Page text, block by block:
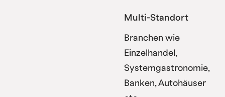
Multi-Standort
Branchen wie
Einzelhandel,
Systemgastronomie,
Banken, Autohäuser